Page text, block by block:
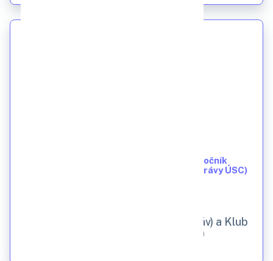
XXV. FÓRUM TAJEMNÍKŮ (jubilejní ročník
prestižní konference k výkonu dobré správy ÚSC)
Ombudsman (Veřejný ochránce práv) a Klub
zastupitelů (Stará radnice)